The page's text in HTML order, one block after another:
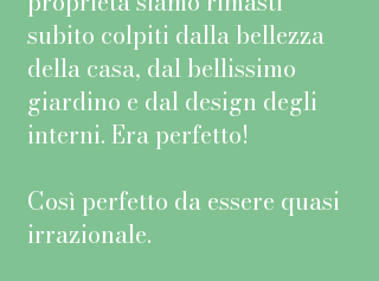
subito colpiti dalla bellezza
della casa, dal bellissimo
giardino e dal design degli
interni. Era perfetto!
Così perfetto da essere quasi
irrazionale.